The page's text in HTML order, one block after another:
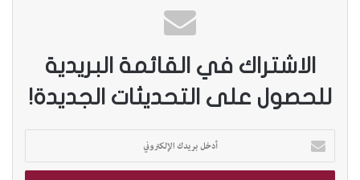
الاشتراك في القائمة البريدية
للحصول على التحديثات الجديدة!
خ